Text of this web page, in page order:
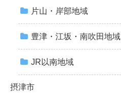
片山・岸部地域
豊津・江坂・南吹田地域
JR以南地域
摂津市